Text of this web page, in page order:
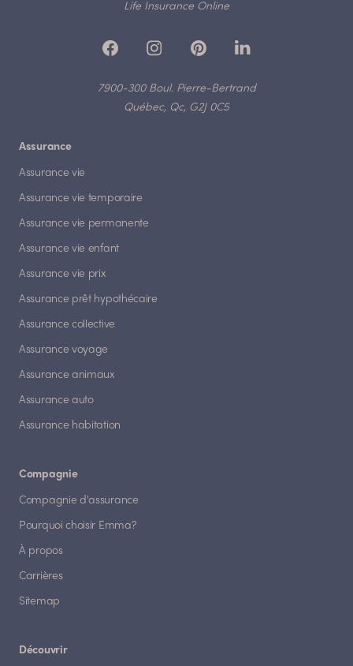
Life Insurance Online
7900-300 Boul. Pierre-Bertrand
Québec, Qc, G2J 0C5
Assurance
Assurance vie
Assurance vie temporaire
Assurance vie permanente
Assurance vie enfant
Assurance vie prix
Assurance prêt hypothécaire
Assurance collective
Assurance voyage
Assurance animaux
Assurance auto
Assurance habitation
Compagnie
Compagnie d'assurance
Pourquoi choisir Emma?
À propos
Carrières
Sitemap
Découvrir